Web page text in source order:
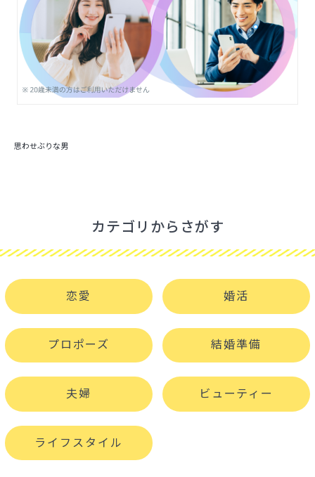
思わせぶりな男
カテゴリからさがす
恋愛 婚活
プロポーズ 結婚準備
夫婦 ビューティー
ライフスタイル